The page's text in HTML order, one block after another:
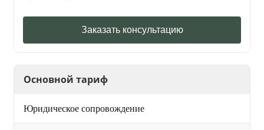
Заказать консультацию
Основной тариф
Юридическое сопровождение